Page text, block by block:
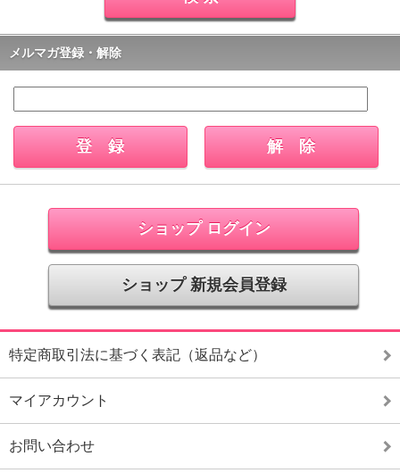
メルマガ登録・解除
ショップ ログイン
ショップ 新規会員登録
特定商取引法に基づく表記（返品など）
マイアカウント
お問い合わせ